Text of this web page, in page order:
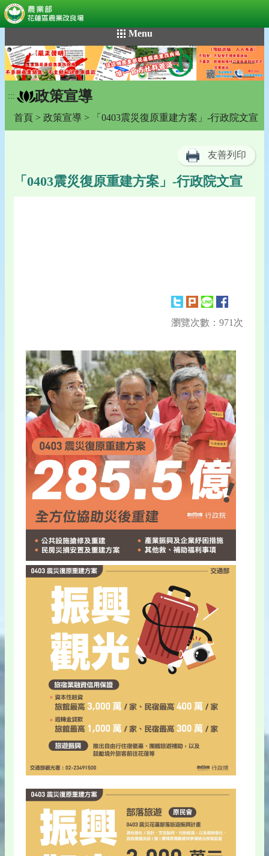
到
主
要
內
容
Menu
::: 政策宣導
首頁 > 政策宣導 > 「0403震災復原重建方案」-行政院文宣
友善列印
「0403震災復原重建方案」-行政院文宣
瀏覽次數：971次